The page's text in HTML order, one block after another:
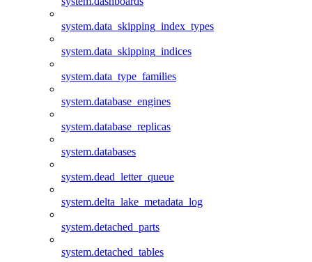
system.data_skipping_index_types
system.data_skipping_indices
system.data_type_families
system.database_engines
system.database_replicas
system.databases
system.dead_letter_queue
system.delta_lake_metadata_log
system.detached_parts
system.detached_tables